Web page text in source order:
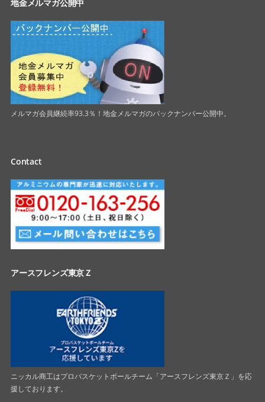
地金メルマガ公開中
メルマガ会員継続率93.3％！地金メルマガのバックナンバー公開中。
Contact
アースフレンズ東京Ｚ
ニッカル商工はプロバスケットボールチーム「アースフレンズ東京Ｚ」を応
援しております。